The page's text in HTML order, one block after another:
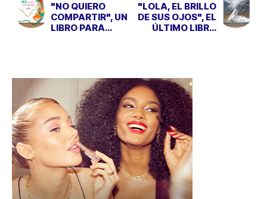
"NO QUIERO
COMPARTIR", UN
LIBRO PARA
"LOLA, EL BRILLO
DE SUS OJOS", EL
ÚLTIMO LIBRO